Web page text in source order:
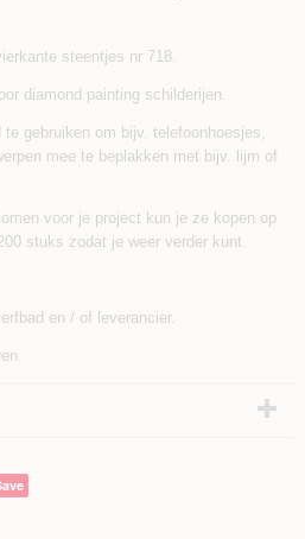
steentjes nr 718.
diamond painting schilderijen.
gebruiken om bijv. telefoonhoesjes,
mee te beplakken met bijv. lijm of
voor je project kun je ze kopen op
stuks zodat je weer verder kunt.
en / of leverancier.